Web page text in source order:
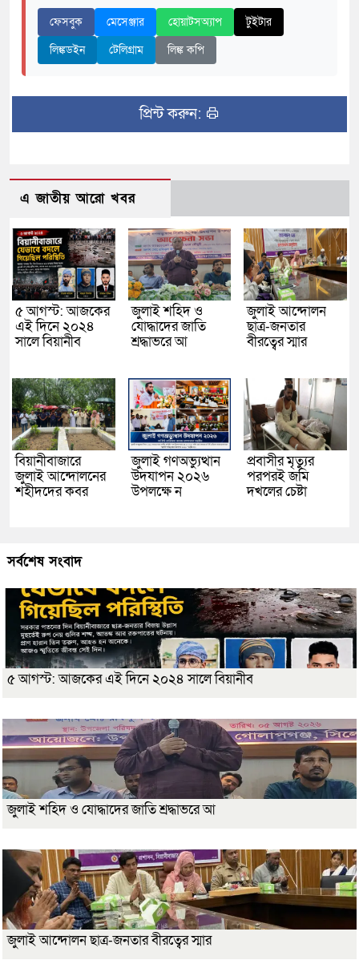
ফেসবুক মেসেঞ্জার হোয়াটসঅ্যাপ
টুইটার
লিঙ্কডইন
টেলিগ্রাম লিঙ্ক কপি
প্রিন্ট করুন:
এ জাতীয় আরো খবর
৫ আগস্ট: আজকের
এই দিনে ২০২৪
সালে বিয়ানীব
জুলাই শহিদ ও
যোদ্ধাদের জাতি
শ্রদ্ধাভরে আ
জুলাই আন্দোলন
ছাত্র-জনতার
বীরত্বের স্মার
বিয়ানীবাজারে
জুলাই আন্দোলনের
শহীদদের কবর
জুলাই গণঅভ্যুত্থান
উদযাপন ২০২৬
উপলক্ষে ন
প্রবাসীর মৃত্যুর
পরপরই জমি
দখলের চেষ্টা
সর্বশেষ সংবাদ
৫ আগস্ট: আজকের এই দিনে ২০২৪ সালে বিয়ানীব
জুলাই শহিদ ও যোদ্ধাদের জাতি শ্রদ্ধাভরে আ
জুলাই আন্দোলন ছাত্র-জনতার বীরত্বের স্মার